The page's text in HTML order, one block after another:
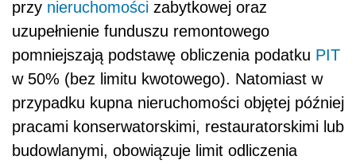
przy nieruchomości zabytkowej oraz
uzupełnienie funduszu remontowego
pomniejszają podstawę obliczenia podatku PIT
w 50% (bez limitu kwotowego). Natomiast w
przypadku kupna nieruchomości objętej później
pracami konserwatorskimi, restauratorskimi lub
budowlanymi, obowiązuje limit odliczenia